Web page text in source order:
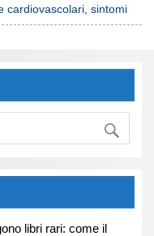
cardiovascolari,sintomi
libri rari: come il